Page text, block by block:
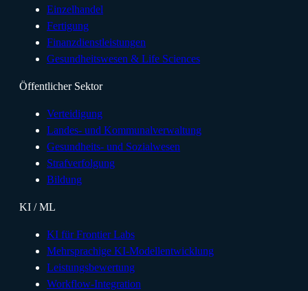
Einzelhandel
Fertigung
Finanzdienstleistungen
Gesundheitswesen & Life Sciences
Öffentlicher Sektor
Verteidigung
Landes- und Kommunalverwaltung
Gesundheits- und Sozialwesen
Strafverfolgung
Bildung
KI / ML
KI für Frontier Labs
Mehrsprachige KI-Modellentwicklung
Leistungsbewertung
Workflow-Integration